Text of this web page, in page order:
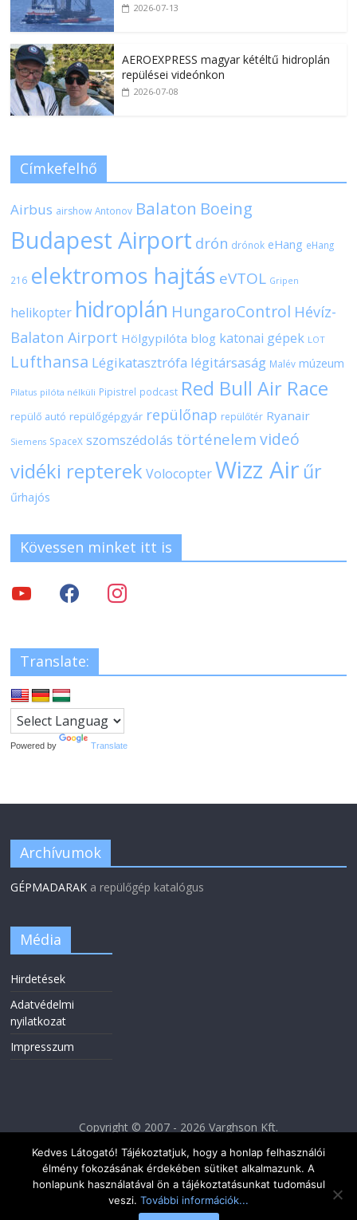
2026-07-13
AEROEXPRESS magyar kétéltű hidroplán
repülései videónkon
2026-07-08
Címkefelhő
Airbus airshow Antonov Balaton Boeing
Budapest Airport drón drónok eHang eHang
216 elektromos hajtás eVTOL Gripen
helikopter hidroplán HungaroControl Hévíz-
Balaton Airport Hölgypilóta blog katonai gépek LOT
Lufthansa Légikatasztrófa légitársaság Malév múzeum
Pilatus pilóta nélküli Pipistrel podcast Red Bull Air Race
repülő autó repülőgépgyár repülőnap repülőtér Ryanair
Siemens SpaceX szomszédolás történelem videó
vidéki repterek Volocopter Wizz Air űr
űrhajós
Kövessen minket itt is
Translate:
Powered by Translate
Archívumok
GÉPMADARAK a repülőgép katalógus
Média
Hirdetések
Adatvédelmi
nyilatkozat
Impresszum
Copyright © 2007 - 2026 Varghson Kft.
Kedves Látogató! Tájékoztatjuk, hogy a honlap felhasználói
élmény fokozásának érdekében sütiket alkalmazunk. A
honlapunk használatával ön a tájékoztatásunkat tudomásul
veszi. További információk...